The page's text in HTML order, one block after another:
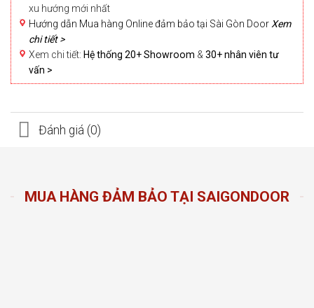
xu hướng mới nhất
Hướng dẫn Mua hàng Online đảm bảo tại Sài Gòn Door Xem
chi tiết >
Xem chi tiết: Hệ thống 20+ Showroom & 30+ nhân viên tư
vấn >
Đánh giá (0)
MUA HÀNG ĐẢM BẢO TẠI SAIGONDOOR